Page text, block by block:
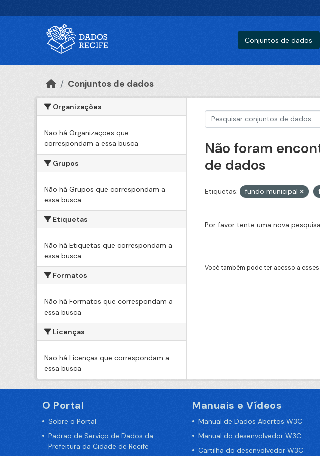
Conjuntos de dados
Conjuntos de dados
Organizações
Não há Organizações que
correspondam a essa busca
Grupos
Não há Grupos que correspondam a
essa busca
Etiquetas
Não há Etiquetas que correspondam a
essa busca
Formatos
Não há Formatos que correspondam a
essa busca
Licenças
Não há Licenças que correspondam a
essa busca
Não foram
de dados
Etiquetas: fundo municipal
Por favor tente uma nova
Você também pode ter acesso a
O Portal
Sobre o Portal
Padrão de Serviço de Dados da
Prefeitura da Cidade de Recife
Manuais e Vídeos
Manual de Dados Abertos W3C
Manual do desenvolvedor W3C
Cartilha do desenvolvedor W3C